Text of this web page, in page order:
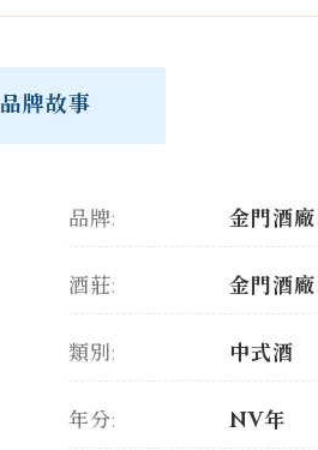
品牌故事
品牌: 金門酒廠
酒莊: 金門酒廠
類別: 中式酒
年分: NV年